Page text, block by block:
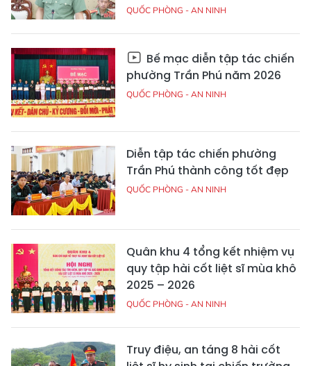
QUỐC PHÒNG - AN NINH
Bế mạc diễn tập tác chiến
phường Trần Phú năm 2026
QUỐC PHÒNG - AN NINH
Diễn tập tác chiến phường
Trần Phú thành công tốt đẹp
QUỐC PHÒNG - AN NINH
Quân khu 4 tổng kết nhiệm vụ
quy tập hài cốt liệt sĩ mùa khô
2025 – 2026
QUỐC PHÒNG - AN NINH
Truy điệu, an táng 8 hài cốt